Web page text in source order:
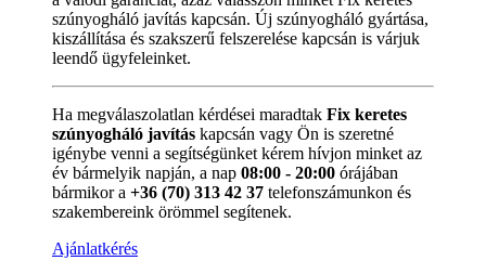
szúnyogháló javítás kapcsán. Új szúnyogháló gyártása,
kiszállítása és szakszerű felszerelése kapcsán is várjuk
leendő ügyfeleinket.
Ha megválaszolatlan kérdései maradtak Fix keretes
szúnyogháló javítás kapcsán vagy Ön is szeretné
igénybe venni a segítségünket kérem hívjon minket az
év bármelyik napján, a nap 08:00 - 20:00 órájában
bármikor a +36 (70) 313 42 37 telefonszámunkon és
szakembereink örömmel segítenek.
Ajánlatkérés